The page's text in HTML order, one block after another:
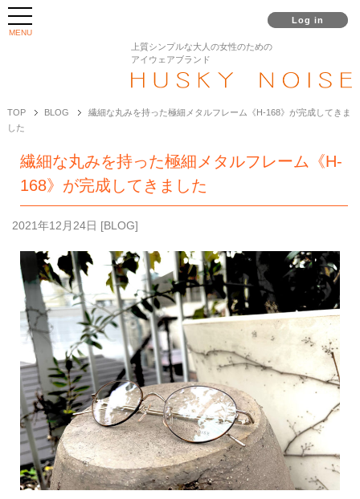
Log in
MENU
上質シンプルな大人の女性のための
アイウェアブランド
TOP BLOG
繊細な丸みを持った極細メタルフレーム《H-168》が完成してきま
した
繊細な丸みを持った極細メタルフレーム《H-
168》が完成してきました
2021年12月24日 [BLOG]